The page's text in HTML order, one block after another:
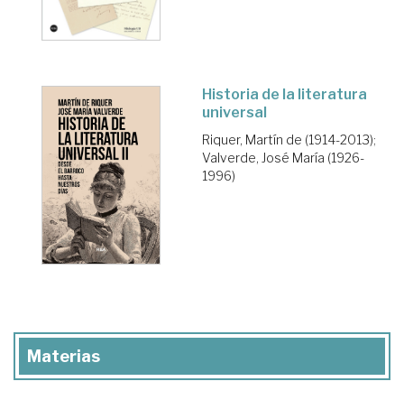
Historia de la literatura
universal
Riquer, Martín de (1914-2013);
Valverde, José María (1926-
1996)
Materias